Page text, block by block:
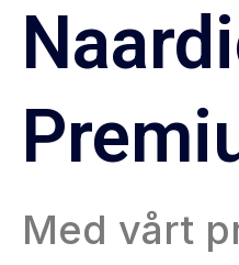
Med vårt